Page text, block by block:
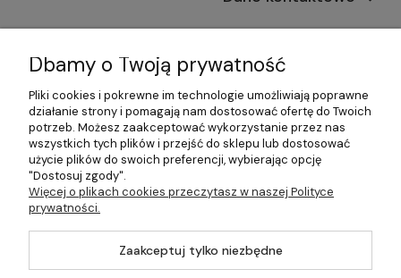
Informacje
Płatności i dostawa
Pomoc
Moje konto
©2026 Wszelkie Prawa Zastrzeżone | 499.pl - najlepszy sklep z
Dbamy o Twoją prywatność
Pliki cookies i pokrewne im technologie umożliwiają poprawne
działanie strony i pomagają nam dostosować ofertę do Twoich
potrzeb. Możesz zaakceptować wykorzystanie przez nas
wszystkich tych plików i przejść do sklepu lub dostosować
użycie plików do swoich preferencji, wybierając opcję
"Dostosuj zgody".
Więcej o plikach cookies przeczytasz w naszej Polityce
prywatności.
Zaakceptuj tylko niezbędne